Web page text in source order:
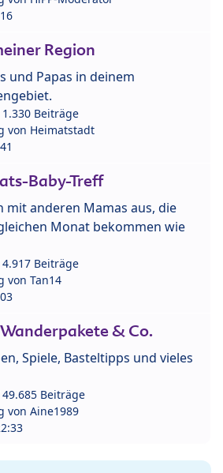
Region
und Papas in deinem
Beiträge
von Heimatstadt
Baby-Treff
mit anderen Mamas aus, die
Monat bekommen wie
Beiträge
von Tan14
& Co.
Spiele, Basteltipps und vieles
Beiträge
von Aine1989